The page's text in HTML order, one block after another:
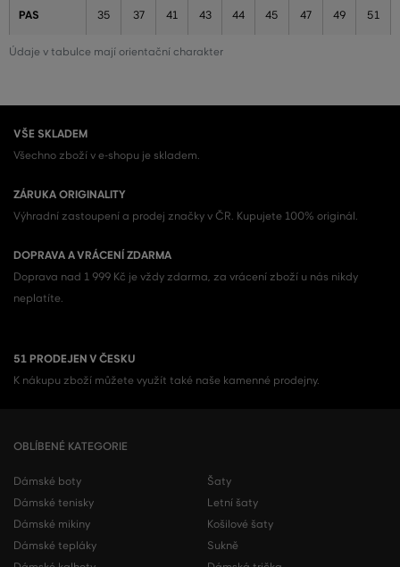
Údaje v tabulce mají orientační charakter
PAS 35 37 41 43 44 45 47 49 51
VŠE SKLADEM
Všechno zboží v e-shopu je skladem.
ZÁRUKA ORIGINALITY
Výhradní zastoupení a prodej značky v ČR. Kupujete 100% originál.
DOPRAVA A VRÁCENÍ ZDARMA
Doprava nad 1 999 Kč je vždy zdarma, za vrácení zboží u nás nikdy
neplatíte.
51 PRODEJEN V ČESKU
K nákupu zboží můžete využít také naše kamenné prodejny.
OBLÍBENÉ KATEGORIE
Dámské boty
Dámské tenisky
Dámské mikiny
Dámské tepláky
Šaty
Letní šaty
Košilové šaty
Sukně